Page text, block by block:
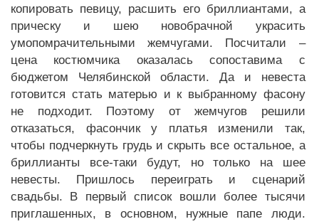
копировать певицу, расшить его бриллиантами, а
прическу и шею новобрачной украсить
умопомрачительными жемчугами. Посчитали –
цена костюмчика оказалась сопоставима с
бюджетом Челябинской области. Да и невеста
готовится стать матерью и к выбранному фасону
не подходит. Поэтому от жемчугов решили
отказаться, фасончик у платья изменили так,
чтобы подчеркнуть грудь и скрыть все остальное, а
бриллианты все-таки будут, но только на шее
невесты. Пришлось переиграть и сценарий
свадьбы. В первый список вошли более тысячи
приглашенных, в основном, нужные папе люди.